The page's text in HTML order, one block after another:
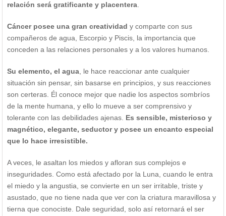
relación será gratificante y placentera
Cáncer posee una gran creatividad y comparte con sus
compañeros de agua, Escorpio y Piscis, la importancia que
conceden a las relaciones personales y a los valores humanos.
Su elemento, el agua , le hace reaccionar ante cualquier
situación sin pensar, sin basarse en principios, y sus reacciones
son certeras. Él conoce mejor que nadie los aspectos sombríos
de la mente humana, y ello lo mueve a ser comprensivo y
tolerante con las debilidades ajenas. Es sensible, misterioso y
magnético, elegante, seductor y posee un encanto especial
que lo hace irresistible.
A veces, le asaltan los miedos y afloran sus complejos e
inseguridades. Como está afectado por la Luna, cuando le entra
el miedo y la angustia, se convierte en un ser irritable, triste y
asustado, que no tiene nada que ver con la criatura maravillosa y
tierna que conociste. Dale seguridad, solo así retornará el ser